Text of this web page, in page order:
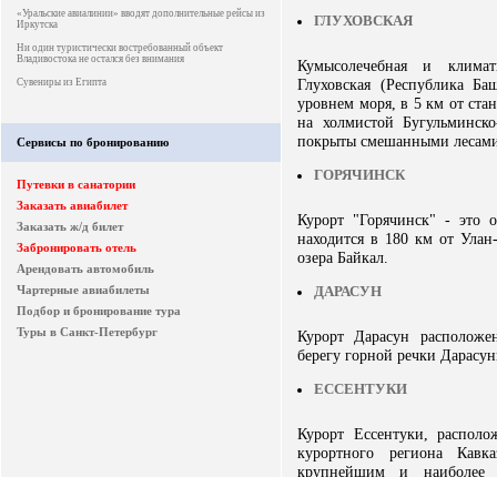
«Уральские авиалинии» вводят дополнительные рейсы из
Иркутска
Ни один туристически востребованный объект
Владивостока не остался без внимания
Сувениры из Египта
Сервисы по бронированию
Путевки в санатории
Заказать авиабилет
Заказать ж/д билет
Забронировать отель
Арендовать автомобиль
Чартерные авиабилеты
Подбор и бронирование тура
Туры в Санкт-Петербург
ГЛУХОВСКАЯ
Кумысолечебная и
Глуховская (Республика
уровнем моря, в 5 км от
на холмистой
покрыты смешанными
ГОРЯЧИНСК
Курорт "Горячинск" - это
находится в 180 км от
озера Байкал.
ДАРАСУН
Курорт Дарасун
берегу горной речки
ЕССЕНТУКИ
Курорт Ессентуки,
курортного региона
крупнейшим и наиболее